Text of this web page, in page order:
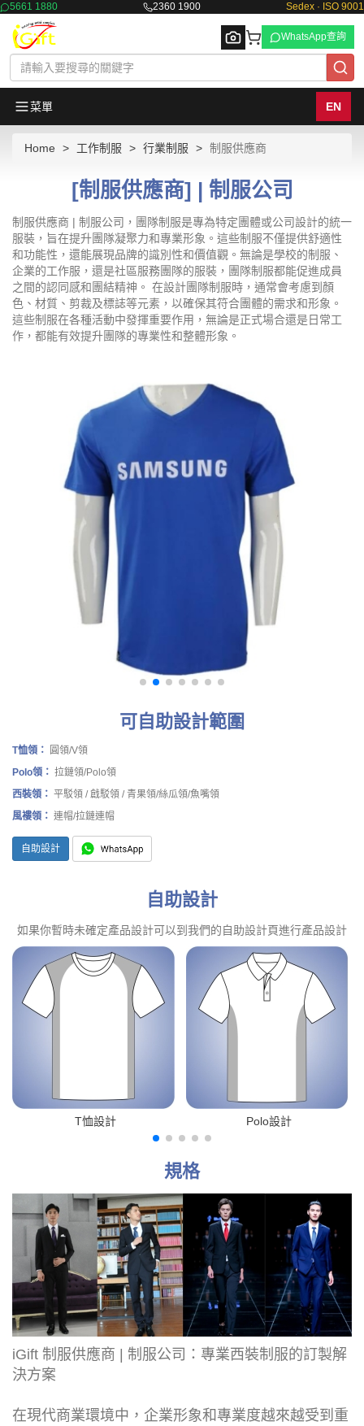
5661 1880 2360 1900 Sedex · ISO 9001
Browse
WhatsApp查詢
菜單 EN
Home 工作制服 行業制服 制服供應商
[制服供應商] | 制服公司
制服供應商 | 制服公司，團隊制服是專為特定團體或公司設計的統一
服裝，旨在提升團隊凝聚力和專業形象。這些制服不僅提供舒適性
和功能性，還能展現品牌的識別性和價值觀。無論是學校的制服、
企業的工作服，還是社區服務團隊的服裝，團隊制服都能促進成員
之間的認同感和團結精神。 在設計團隊制服時，通常會考慮到顏
色、材質、剪裁及標誌等元素，以確保其符合團體的需求和形象。
這些制服在各種活動中發揮重要作用，無論是正式場合還是日常工
作，都能有效提升團隊的專業性和整體形象。
可自助設計範圍
T恤領：
圓領/V領
Polo領： 拉鏈領/Polo領
西裝領： 平駁領 / 戧駁領 / 青果領/絲瓜領/魚嘴領
風褸領： 連帽/拉鏈連帽
自助設計
自助設計
如果你暫時未確定產品設計可以到我們的自助設計頁進行產品設計
T恤設計 Polo設計
規格
iGift 制服供應商 | 制服公司：專業西裝制服的訂製解
決方案
在現代商業環境中，企業形象和專業度越來越受到重